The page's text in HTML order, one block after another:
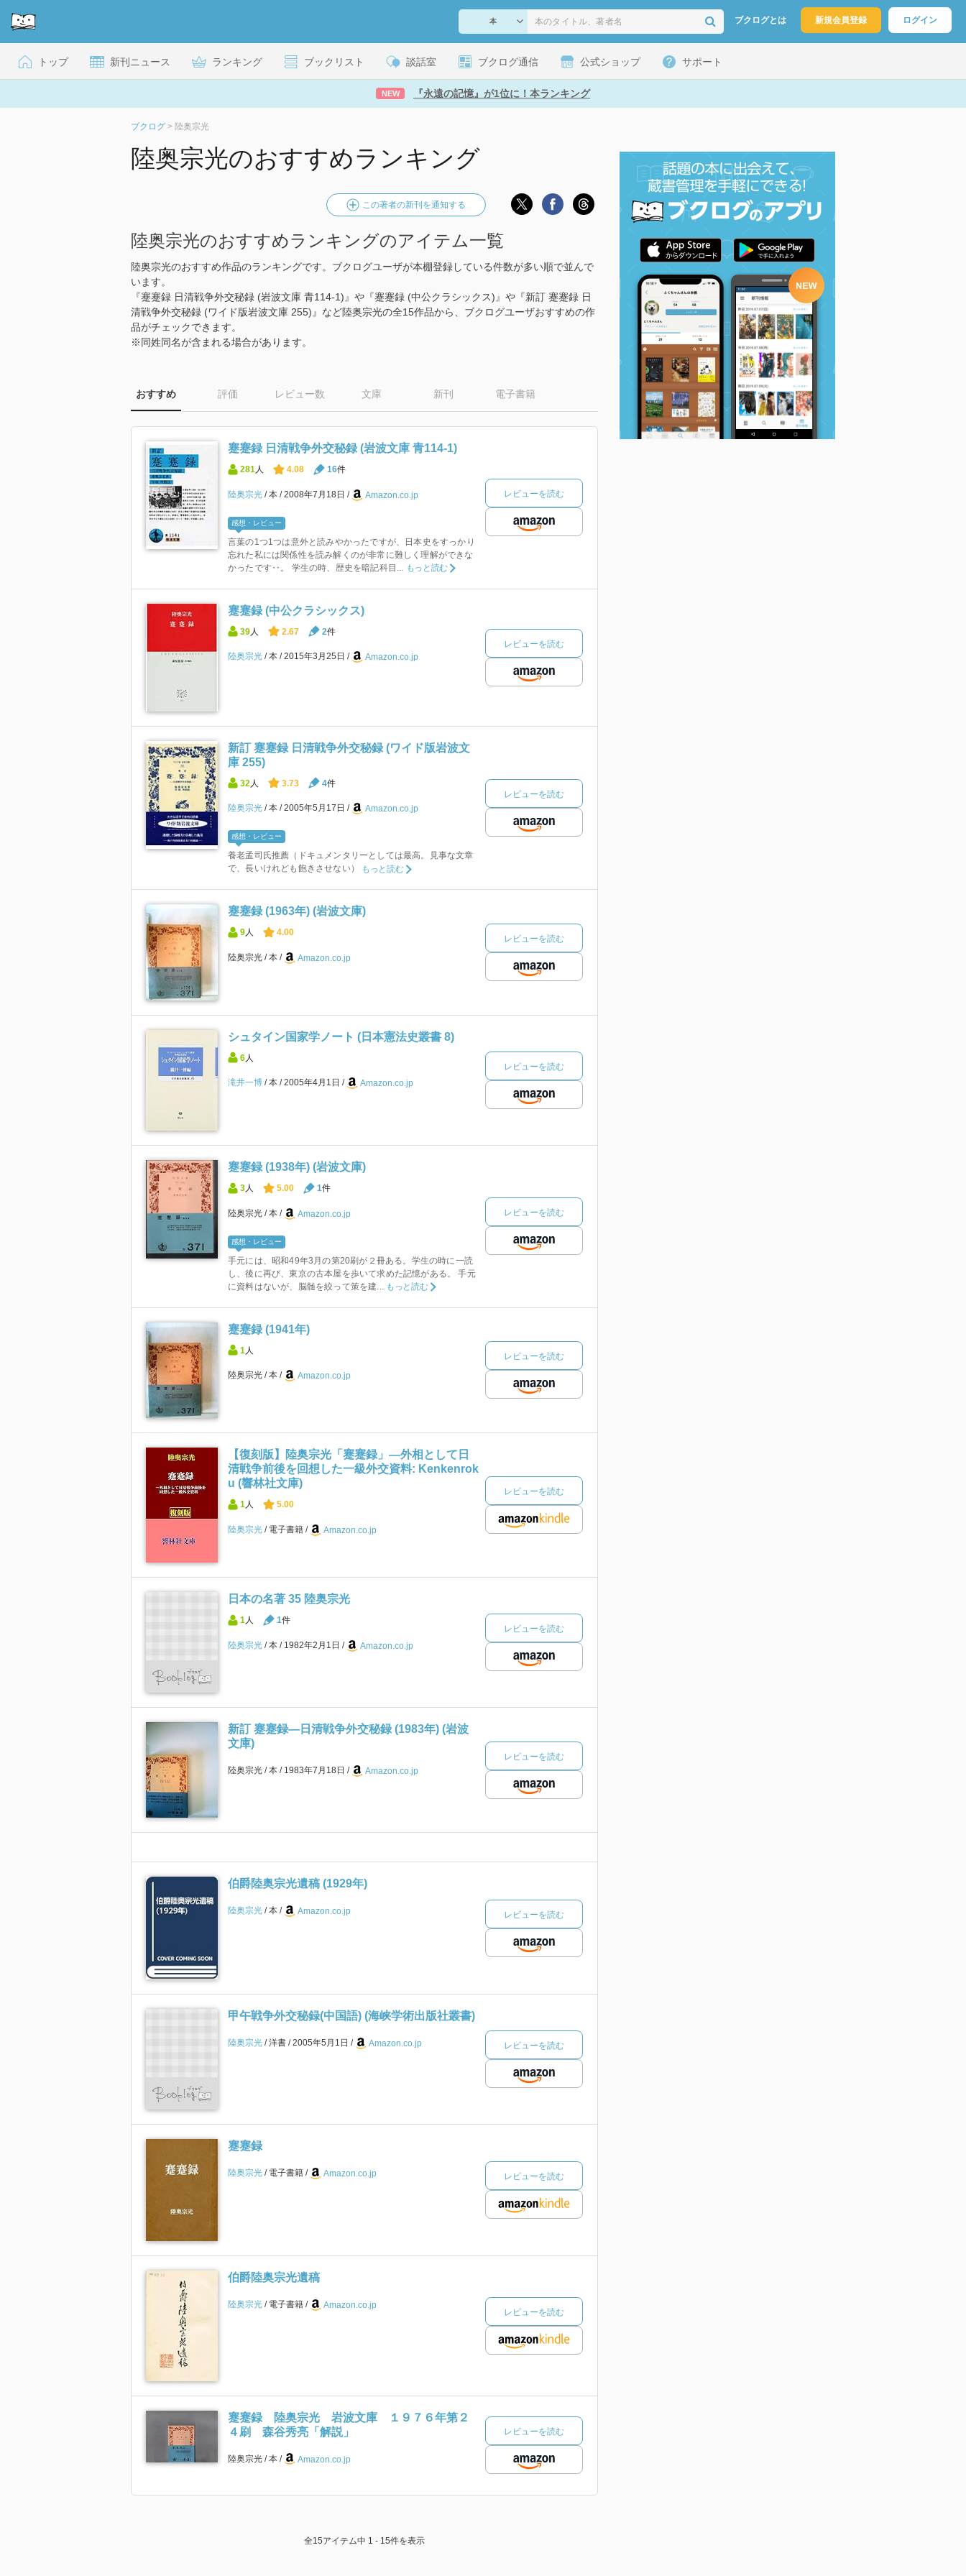
ブクログとは 新規会員登録 ログイン
トップ 新刊ニュース ランキング ブックリスト 談話室 ブクログ通信 公式ショップ サポート
NEW 『永遠の記憶』が1位に！本ランキング
ブクログ > 陸奥宗光
陸奥宗光のおすすめランキング
この著者の新刊を通知する
陸奥宗光のおすすめランキングのアイテム一覧
陸奥宗光のおすすめ作品のランキングです。ブクログユーザが本棚登録している件数が多い順で並んで
います。
『蹇蹇録 日清戦争外交秘録 (岩波文庫 青114-1)』や『蹇蹇録 (中公クラシックス)』や『新訂 蹇蹇録 日
清戦争外交秘録 (ワイド版岩波文庫 255)』など陸奥宗光の全15作品から、ブクログユーザおすすめの作
品がチェックできます。
※同姓同名が含まれる場合があります。
おすすめ 評価 レビュー数 文庫 新刊 電子書籍
蹇蹇録 日清戦争外交秘録 (岩波文庫 青114-1)
281人 4.08 16件
陸奥宗光 本 2008年7月18日 Amazon.co.jp
感想・レビュー
言葉の1つ1つは意外と読みやかったですが、日本史をすっかり
忘れた私には関係性を読み解くのが非常に難しく理解ができな
かったです‥。 学生の時、歴史を暗記科目...
もっと読む
レビューを読む
蹇蹇録 (中公クラシックス)
39 人 2.67 2件
陸奥宗光 本 2015年3月25日 Amazon.co.jp
レビューを読む
新訂 蹇蹇録 日清戦争外交秘録 (ワイド版岩波文
庫 255)
32 人 3.73 4件
陸奥宗光 本 2005年5月17日 Amazon.co.jp
感想・レビュー
養老孟司氏推薦（ドキュメンタリーとしては最高。見事な文章
で、長いけれども飽きさせない）
もっと読む
レビューを読む
蹇蹇録 (1963年) (岩波文庫)
9人 4.00
陸奥宗光 本 Amazon.co.jp
レビューを読む
シュタイン国家学ノート (日本憲法史叢書 8)
6 人
滝井一博 本 2005年4月1日 Amazon.co.jp
レビューを読む
蹇蹇録 (1938年) (岩波文庫)
3人 5.00 1件
陸奥宗光 本 Amazon.co.jp
感想・レビュー
手元には、昭和49年3月の第20刷が２冊ある。学生の時に一読
し、後に再び、東京の古本屋を歩いて求めた記憶がある。 手元
に資料はないが、脳髄を絞って策を建...
もっと読む
レビューを読む
蹇蹇録 (1941年)
1 人
陸奥宗光 本 Amazon.co.jp
レビューを読む
【復刻版】陸奥宗光「蹇蹇録」―外相として日
清戦争前後を回想した一級外交資料: Kenkenrok
u (響林社文庫)
1 人 5.00
陸奥宗光 電子書籍 Amazon.co.jp
レビューを読む
日本の名著 35 陸奥宗光
1 人 1件
陸奥宗光 本 1982年2月1日 Amazon.co.jp
レビューを読む
新訂 蹇蹇録―日清戦争外交秘録 (1983年) (岩波
文庫)
陸奥宗光 本 1983年7月18日 Amazon.co.jp
レビューを読む
伯爵陸奥宗光遺稿 (1929年)
陸奥宗光 本 Amazon.co.jp レビューを読む
甲午戦争外交秘録(中国語) (海峡学術出版社叢書)
陸奥宗光 洋書 2005年5月1日 Amazon.co.jp レビューを読む
蹇蹇録
陸奥宗光 電子書籍 Amazon.co.jp レビューを読む
伯爵陸奥宗光遺稿
陸奥宗光 電子書籍 Amazon.co.jp
レビューを読む
蹇蹇録 陸奥宗光 岩波文庫 １９７６年第２
４刷 森谷秀亮「解説」
陸奥宗光 本 Amazon.co.jp
レビューを読む
全15アイテム中 1 - 15件を表示